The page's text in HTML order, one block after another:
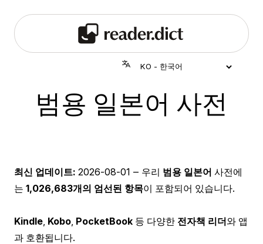
범용 일본어 사전
최신 업데이트: 2026-08-01 ‒ 우리 범용 일본어 사전에
는 1,026,683개의 엄선된 항목이 포함되어 있습니다.
Kindle Kobo PocketBook 등 다양한 전자책 리더와 앱
과 호환됩니다.